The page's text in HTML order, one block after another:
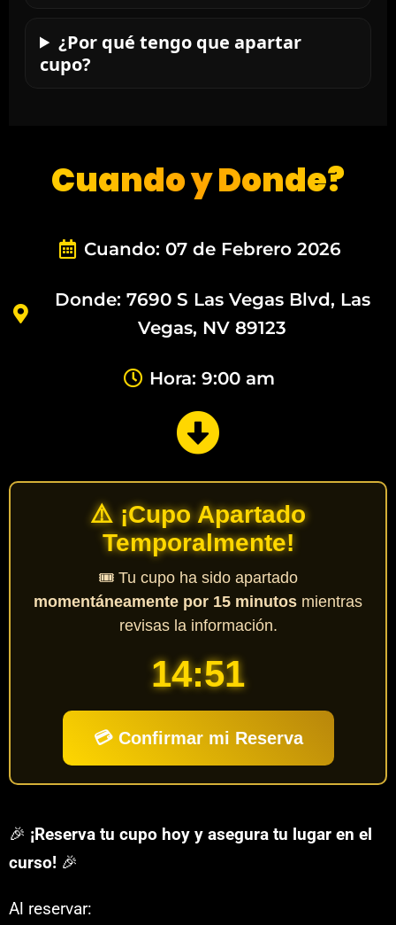
¿Por qué tengo que apartar
cupo?
Cuando y Donde?
Cuando: 07 de Febrero 2026
Donde: 7690 S Las Vegas Blvd, Las
Vegas, NV 89123
Hora: 9:00 am
⚠️ ¡Cupo Apartado
Temporalmente!
🎟️ Tu cupo ha sido apartado
momentáneamente por 15 minutos mientras
revisas la información.
14:49
💳 Confirmar mi Reserva
🎉 ¡Reserva tu cupo hoy y asegura tu lugar en el
curso! 🎉
Al reservar: